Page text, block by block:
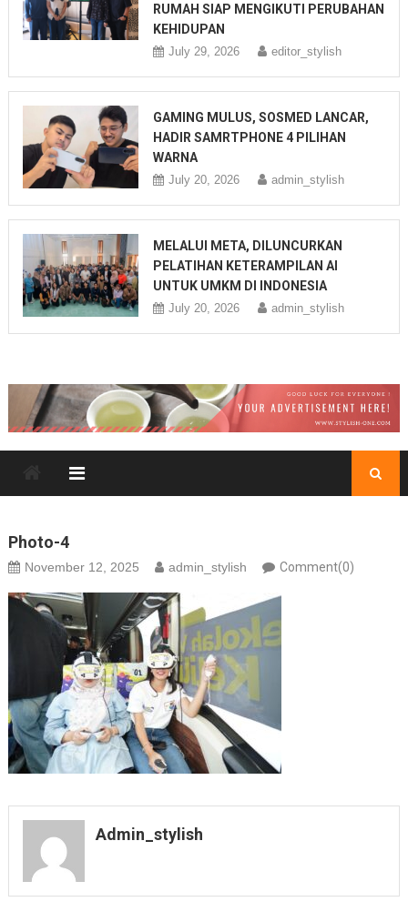
RUMAH SIAP MENGIKUTI PERUBAHAN
KEHIDUPAN
July 29, 2026 editor_stylish
GAMING MULUS, SOSMED LANCAR,
HADIR SAMRTPHONE 4 PILIHAN
WARNA
July 20, 2026 admin_stylish
MELALUI META, DILUNCURKAN
PELATIHAN KETERAMPILAN AI
UNTUK UMKM DI INDONESIA
July 20, 2026 admin_stylish
Photo-4
November 12, 2025 admin_stylish Comment(0)
Admin_stylish